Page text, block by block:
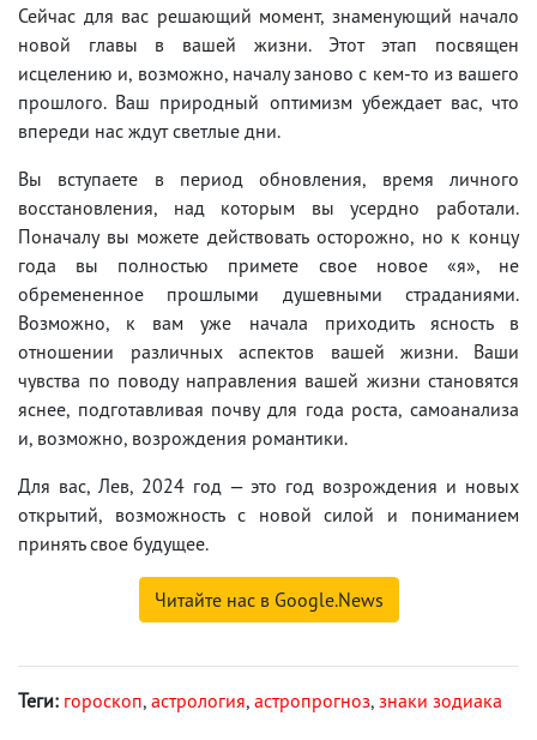
Сейчас для вас решающий момент, знаменующий начало
новой главы в вашей жизни. Этот этап посвящен
исцелению и, возможно, началу заново с кем-то из вашего
прошлого. Ваш природный оптимизм убеждает вас, что
впереди нас ждут светлые дни.
Вы вступаете в период обновления, время личного
восстановления, над которым вы усердно работали.
Поначалу вы можете действовать осторожно, но к концу
года вы полностью примете свое новое «я», не
обремененное прошлыми душевными страданиями.
Возможно, к вам уже начала приходить ясность в
отношении различных аспектов вашей жизни. Ваши
чувства по поводу направления вашей жизни становятся
яснее, подготавливая почву для года роста, самоанализа
и, возможно, возрождения романтики.
Для вас, Лев, 2024 год — это год возрождения и новых
открытий, возможность с новой силой и пониманием
принять свое будущее.
Читайте нас в Google.News
Теги: гороскоп, астрология, астропрогноз, знаки зодиака